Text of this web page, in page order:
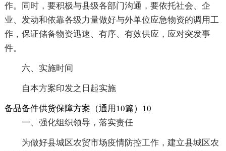
作。同时，要积极与县级各部门沟通，要依托社会、企
业、发动和依靠各级力量做好与外单位应急物资的调用工
作，保证储备物资迅速、有序、有效供应，应对突发事
件。
六、实施时间
自本方案印发之日起实施
备品备件供货保障方案（通用10篇）10
一、强化组织领导，落实责任
为做好县城区农贸市场疫情防控工作，建立县城区农